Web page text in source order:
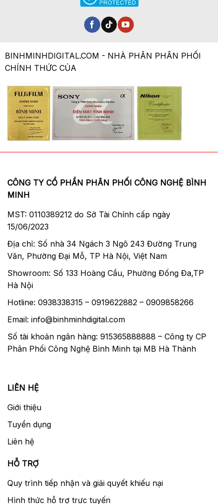
BINHMINHDIGITAL.COM - NHÀ PHÂN PHÂN PHỐI
CHÍNH THỨC CỦA
CÔNG TY CỔ PHẦN PHÂN PHỐI CÔNG NGHỆ BÌNH
MINH
MST: 0110389212 do Sở Tài Chính cấp ngày
15/06/2023
Địa chỉ: Số nhà 34 Ngách 3 Ngõ 243 Đường Trung
Văn, Phường Đại Mỗ, TP Hà Nội, Việt Nam
Showroom: Số 133 Hoàng Cầu, Phường Đống Đa,TP
Hà Nội
Hotline: 0938338315 – 0919622882 – 0909858266
Email: info@binhminhdigital.com
Số tài khoản ngân hàng: 915365888888 – Công ty CP
Phân Phối Công Nghệ Bình Minh tại MB Hà Thành
LIÊN HỆ
Giới thiệu
Tuyển dụng
Liên hệ
HỖ TRỢ
Quy trình tiếp nhận và giải quyết khiếu nại
Hình thức hỗ trợ trực tuyến